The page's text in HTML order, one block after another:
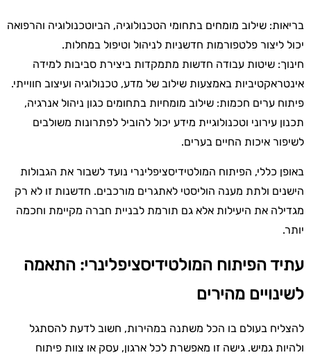
בריאות: שילוב מומחים בתחומי הטכנולוגיה, הביוטכנולוגיה והרפואה
יכול ליצור פלטפורמות חדשניות לניהול וטיפול במחלות.
חינוך: שיטות עבודה חדשות מתמקדות ביצירת סביבות למידה
אינטראקטיביות באמצעות שילוב של מדע, טכנולוגיה ועיצוב חווייתי.
פיתוח ערים חכמות: שילוב מומחיות בתחומים כגון ניהול אנרגיה,
תכנון עירוני וטכנולוגיית מידע יכול להוביל לפתרונות משולבים
לשיפור איכות החיים בערים.
באופן כללי, הפיתוח המולטידיסציפלינרי נועד לשבור את הגבולות
הישנים ולתת מענה הוליסטי לאתגרים מורכבים. חדשנות זו לא רק
מגדילה את היעילות אלא גם תורמת לבניית חברה מקיימת וחכמה
יותר.
עתיד הפיתוח המולטידיסציפלינרי: התאמה
לשינויים מהירים
להצליח בעולם בו הכל משתנה במהירות, חשוב לדעת להסתגל
ולהיות גמיש. גישה זו מאפשרת לכל ארגון, עסק או צוות פיתוח